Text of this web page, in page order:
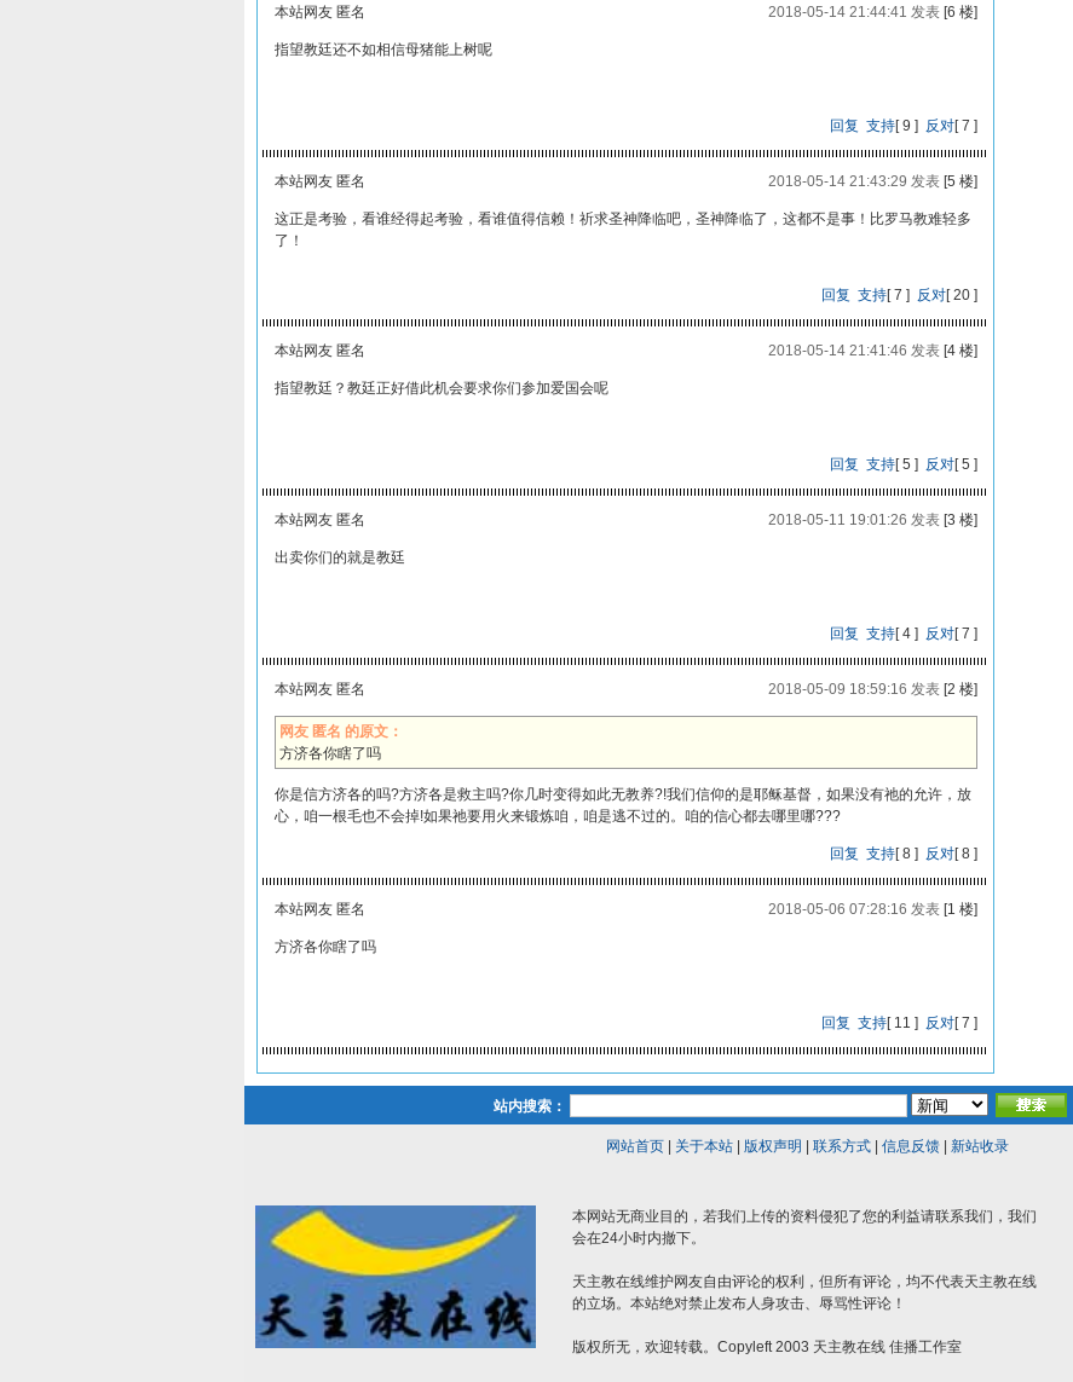
本站网友 匿名 2018-05-14 21:44:41 发表[6 楼]
指望教廷还不如相信母猪能上树呢
回复 支持[9 ] 反对[7 ]
本站网友 匿名 2018-05-14 21:43:29 发表[5 楼]
这正是考验，看谁经得起考验，看谁值得信赖！祈求圣神降临吧，圣神降临了，这都不是事！比罗马教难轻多
了！
回复 支持[7 ] 反对[20 ]
本站网友 匿名 2018-05-14 21:41:46 发表[4 楼]
指望教廷？教廷正好借此机会要求你们参加爱国会呢
回复 支持[5 ] 反对[5 ]
本站网友 匿名 2018-05-11 19:01:26 发表[3 楼]
出卖你们的就是教廷
回复 支持[4 ] 反对[7 ]
本站网友 匿名 2018-05-09 18:59:16 发表[2 楼]
网友 匿名 的原文：
方济各你瞎了吗
你是信方济各的吗?方济各是救主吗?你几时变得如此无教养?!我们信仰的是耶稣基督，如果没有祂的允许，放
心，咱一根毛也不会掉!如果祂要用火来锻炼咱，咱是逃不过的。咱的信心都去哪里哪???
回复 支持[8 ] 反对[8 ]
本站网友 匿名 2018-05-06 07:28:16 发表[1 楼]
方济各你瞎了吗
回复 支持[11 ] 反对[7 ]
站内搜索：
网站首页| 关于本站| 版权声明 联系方式| 信息反馈| 新站收录
本网站无商业目的，若我们上传的资料侵犯了您的利益请联系我们，我们
会在24小时内撤下。
天主教在线维护网友自由评论的权利，但所有评论，均不代表天主教在线
的立场。本站绝对禁止发布人身攻击、辱骂性评论！
版权所无，欢迎转载。Copyleft 2003 天主教在线 佳播工作室